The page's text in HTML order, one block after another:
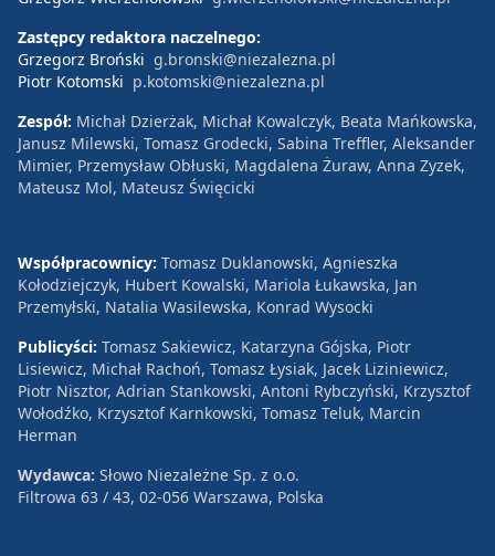
Zastępcy redaktora naczelnego:
Grzegorz Broński g.bronski@niezalezna.pl
Piotr Kotomski p.kotomski@niezalezna.pl
Zespół: Michał Dzierżak, Michał Kowalczyk, Beata Mańkowska,
Janusz Milewski, Tomasz Grodecki, Sabina Treffler, Aleksander
Mimier, Przemysław Obłuski, Magdalena Żuraw, Anna Zyzek,
Mateusz Mol, Mateusz Święcicki
Współpracownicy: Tomasz Duklanowski, Agnieszka
Kołodziejczyk, Hubert Kowalski, Mariola Łukawska, Jan
Przemyłski, Natalia Wasilewska, Konrad Wysocki
Publicyści: Tomasz Sakiewicz, Katarzyna Gójska, Piotr
Lisiewicz, Michał Rachoń, Tomasz Łysiak, Jacek Liziniewicz,
Piotr Nisztor, Adrian Stankowski, Antoni Rybczyński, Krzysztof
Wołodźko, Krzysztof Karnkowski, Tomasz Teluk, Marcin
Herman
Wydawca: Słowo Niezależne Sp. z o.o.
Filtrowa 63 / 43, 02-056 Warszawa, Polska